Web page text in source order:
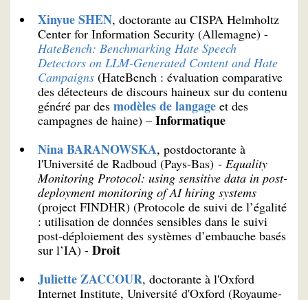
Xinyue SHEN, doctorante au CISPA Helmholtz
Center for Information Security (Allemagne) -
HateBench: Benchmarking Hate Speech
Detectors on LLM-Generated Content and Hate
Campaigns (HateBench : évaluation comparative
des détecteurs de discours haineux sur du contenu
généré par des modèles de langage et des
campagnes de haine) – Informatique
Nina BARANOWSKA, postdoctorante à
l'Université de Radboud (Pays-Bas) - Equality
Monitoring Protocol: using sensitive data in post-
deployment monitoring of AI hiring systems
(project FINDHR) (Protocole de suivi de l’égalité
: utilisation de données sensibles dans le suivi
post-déploiement des systèmes d’embauche basés
sur l’IA) - Droit
Juliette ZACCOUR, doctorante à l'Oxford
Internet Institute, Université d'Oxford (Royaume-